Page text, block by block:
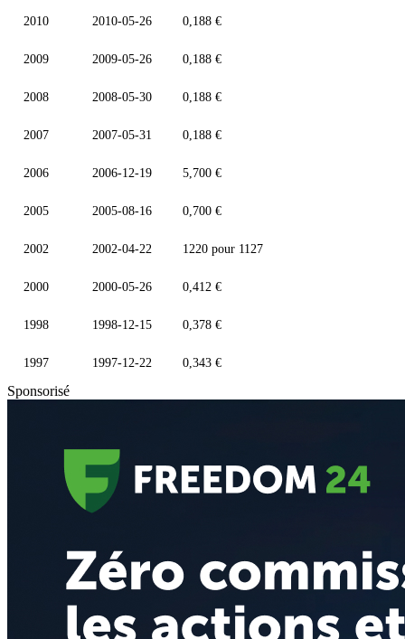
2010 2010-05-26 0,188 €
2009 2009-05-26 0,188 €
2008 2008-05-30 0,188 €
2007 2007-05-31 0,188 €
2006 2006-12-19 5,700 €
2005 2005-08-16 0,700 €
2002 2002-04-22 1220 pour 1127
2000 2000-05-26 0,412 €
1998 1998-12-15 0,378 €
1997 1997-12-22 0,343 €
Sponsorisé